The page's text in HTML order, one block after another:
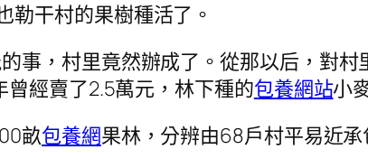
勒干村的果樹種活了。
事，村里竟然辦成了。從那以后，對
曾經賣了2.5萬元，林下種的包養網站小
畝包養網果林，分辨由68戶村平易近